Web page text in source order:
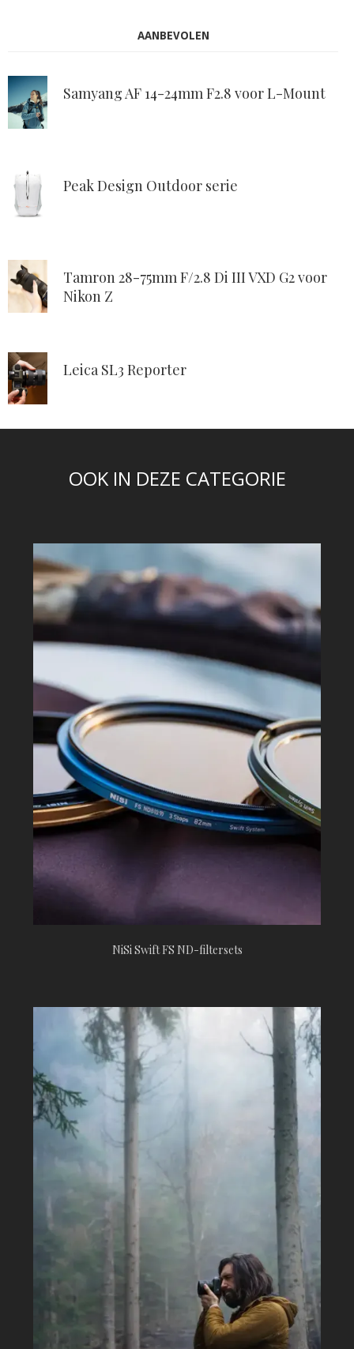
AANBEVOLEN
Samyang AF 14-24mm F2.8 voor L-Mount
Peak Design Outdoor serie
Tamron 28-75mm F/2.8 Di III VXD G2 voor
Nikon Z
Leica SL3 Reporter
OOK IN DEZE CATEGORIE
NiSi Swift FS ND-filtersets